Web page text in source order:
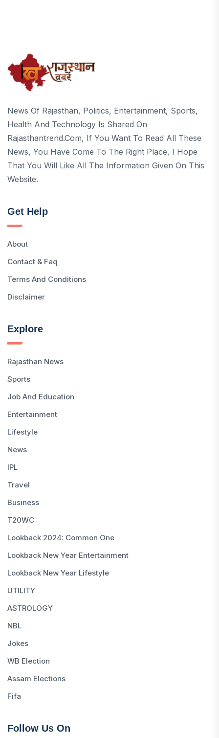
News Of Rajasthan, Politics, Entertainment, Sports,
Health And Technology Is Shared On
Rajasthantrend.com, If You Want To Read All These
News, You Have Come To The Right Place, I Hope
That You Will Like All The Information Given On This
Website.
Get Help
About
Contact & Faq
Terms And Conditions
Disclaimer
Explore
Rajasthan News
Sports
Job And Education
Entertainment
Lifestyle
News
IPL
Travel
Business
T20WC
Lookback 2024: Common One
Lookback New Year Entertainment
Lookback New Year Lifestyle
UTILITY
ASTROLOGY
NBL
Jokes
WB Election
Assam Elections
Fifa
Follow Us On